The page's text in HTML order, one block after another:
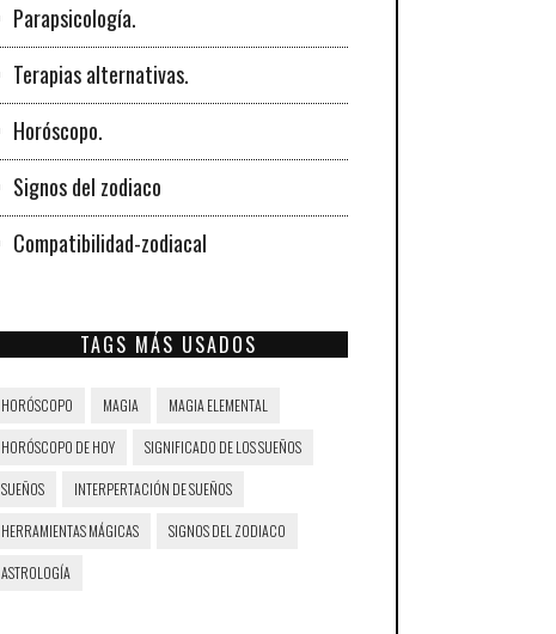
Parapsicología.
Terapias alternativas.
Horóscopo.
Signos del zodiaco
Compatibilidad-zodiacal
TAGS MÁS USADOS
HORÓSCOPO MAGIA MAGIA ELEMENTAL
HORÓSCOPO DE HOY SIGNIFICADO DE LOS SUEÑOS
SUEÑOS INTERPERTACIÓN DE SUEÑOS
HERRAMIENTAS MÁGICAS SIGNOS DEL ZODIACO
ASTROLOGÍA